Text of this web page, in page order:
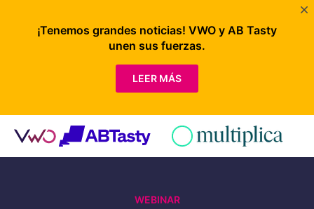
WEBINAR
¡Tenemos grandes noticias! VWO y AB Tasty
unen sus fuerzas.
LEER MÁS